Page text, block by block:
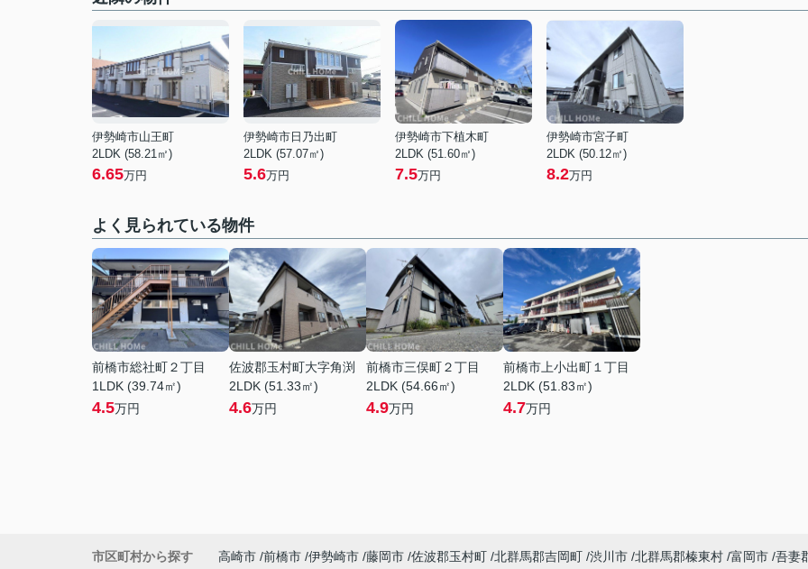
伊勢崎市山王町
2LDK (58.21㎡)
6.65万円
伊勢崎市日乃出町
2LDK (57.07㎡)
5.6万円
伊勢崎市下植木町
2LDK (51.60㎡)
7.5万円
伊勢崎市宮子町
2LDK (50.12㎡)
8.2万円
よく見られている物件
前橋市総社町２丁目
1LDK (39.74㎡)
4.5万円
佐波郡玉村町大字角渕
2LDK (51.33㎡)
4.6万円
前橋市三俣町２丁目
2LDK (54.66㎡)
4.9万円
前橋市上小出町１丁目
2LDK (51.83㎡)
4.7万円
市区町村から探す 高崎市 前橋市 伊勢崎市 藤岡市 佐波郡玉村町 北群馬郡吉岡町 渋川市 北群馬郡榛東村 富岡市 吾妻